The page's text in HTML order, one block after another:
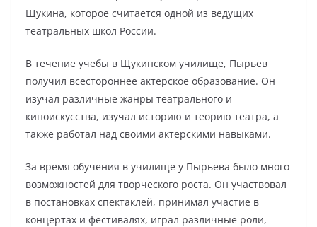
Щукина, которое считается одной из ведущих
театральных школ России.
В течение учебы в Щукинском училище, Пырьев
получил всестороннее актерское образование. Он
изучал различные жанры театрального и
киноискусства, изучал историю и теорию театра, а
также работал над своими актерскими навыками.
За время обучения в училище у Пырьева было много
возможностей для творческого роста. Он участвовал
в постановках спектаклей, принимал участие в
концертах и фестивалях, играл различные роли,